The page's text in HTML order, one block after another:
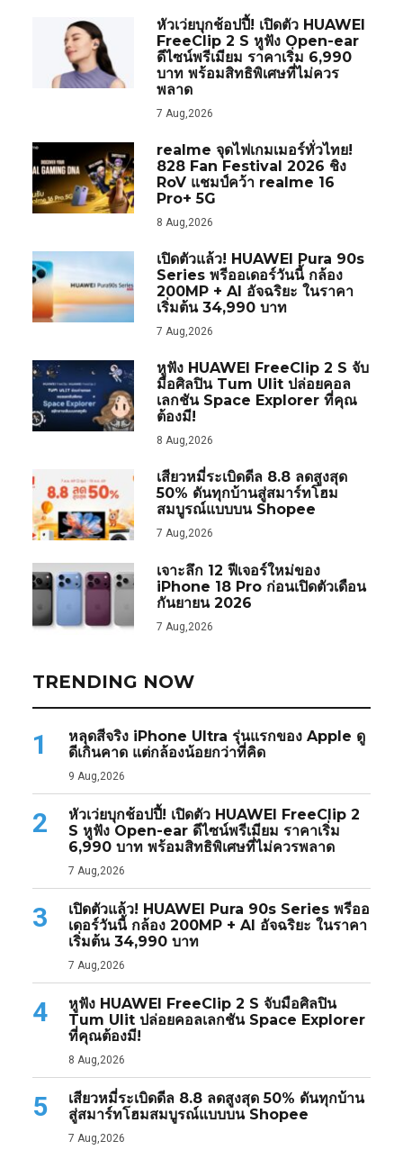
หัวเว่ยบุกช้อปปี้! เปิดตัว HUAWEI
FreeClip 2 S หูฟัง Open-ear
ดีไซน์พรีเมียม ราคาเริ่ม 6,990
บาท พร้อมสิทธิพิเศษที่ไม่ควร
พลาด
7 Aug,2026
realme จุดไฟเกมเมอร์ทั่วไทย!
828 Fan Festival 2026 ชิง
RoV แชมป์คว้า realme 16
Pro+ 5G
8 Aug,2026
เปิดตัวแล้ว! HUAWEI Pura 90s
Series พรีออเดอร์วันนี้ กล้อง
200MP + AI อัจฉริยะ ในราคา
เริ่มต้น 34,990 บาท
7 Aug,2026
หูฟัง HUAWEI FreeClip 2 S จับ
มือศิลปิน Tum Ulit ปล่อยคอล
เลกชัน Space Explorer ที่คุณ
ต้องมี!
8 Aug,2026
เสียวหมี่ระเบิดดีล 8.8 ลดสูงสุด
50% ดันทุกบ้านสู่สมาร์ทโฮม
สมบูรณ์แบบบน Shopee
7 Aug,2026
เจาะลึก 12 ฟีเจอร์ใหม่ของ
iPhone 18 Pro ก่อนเปิดตัวเดือน
กันยายน 2026
7 Aug,2026
TRENDING NOW
1
หลุดสีจริง iPhone Ultra รุ่นแรกของ Apple ดู
ดีเกินคาด แต่กล้องน้อยกว่าที่คิด
9 Aug,2026
2
หัวเว่ยบุกช้อปปี้! เปิดตัว HUAWEI FreeClip 2
S หูฟัง Open-ear ดีไซน์พรีเมียม ราคาเริ่ม
6,990 บาท พร้อมสิทธิพิเศษที่ไม่ควรพลาด
7 Aug,2026
3
เปิดตัวแล้ว! HUAWEI Pura 90s Series พรีออ
เดอร์วันนี้ กล้อง 200MP + AI อัจฉริยะ ในราคา
เริ่มต้น 34,990 บาท
7 Aug,2026
4
หูฟัง HUAWEI FreeClip 2 S จับมือศิลปิน
Tum Ulit ปล่อยคอลเลกชัน Space Explorer
ที่คุณต้องมี!
8 Aug,2026
5
เสียวหมี่ระเบิดดีล 8.8 ลดสูงสุด 50% ดันทุกบ้าน
สู่สมาร์ทโฮมสมบูรณ์แบบบน Shopee
7 Aug,2026